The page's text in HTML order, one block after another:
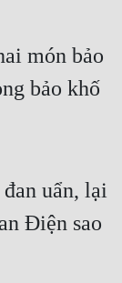
món bảo
bảo khố
uẩn, lại
Điện sao